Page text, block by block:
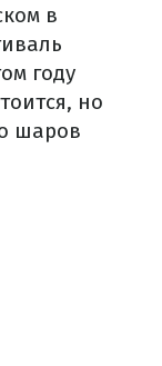
в
году
но
шаров